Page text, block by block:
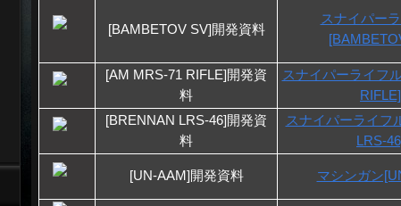
[BAMBETOV SV]開発資料
スナイパー
[AM MRS-71 RIFLE]開発資
料
スナイパーライフ
RIFLE]
[BRENNAN LRS-46]開発資
料
スナイパーライフ
LRS-
[UN-AAM]開発資料 マシンガン